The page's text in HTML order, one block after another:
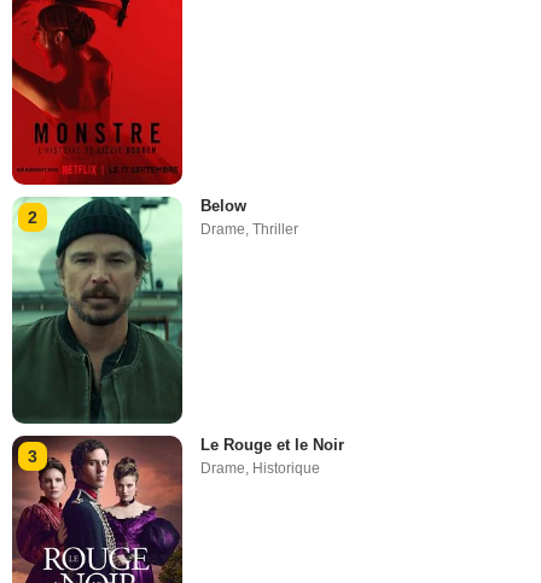
2
Below
Drame ,Thriller
3
Le Rouge et le Noir
Drame, Historique